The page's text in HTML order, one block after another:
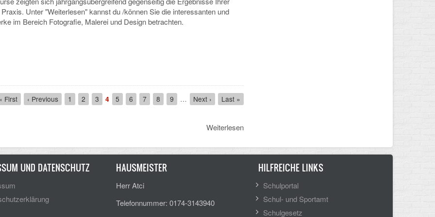
Unter "Weiterlesen" kannst du /können Sie die interessanten und
im Bereich Fotografie, Malerei und Design betrachten.
First
Previous
page
‹ Previous Seite
1 Seite
2 Seite
3
Aktuelle
Seite
4 Seite
5 Seite
6 Seite
7 Seite
8 Seite
9 …
Next
page
Next ›
Last
page
Last »
Weiterlesen
UND DATENSCHUTZ HAUSMEISTER
Herr Atci
Telefonnummer: 0174-3143940
HILFREICHE LINKS
Schulportal
Schul- und Sportamt
Schulgesetz